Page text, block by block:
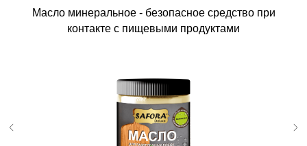
Масло минеральное - безопасное средство при
контакте с пищевыми продуктами